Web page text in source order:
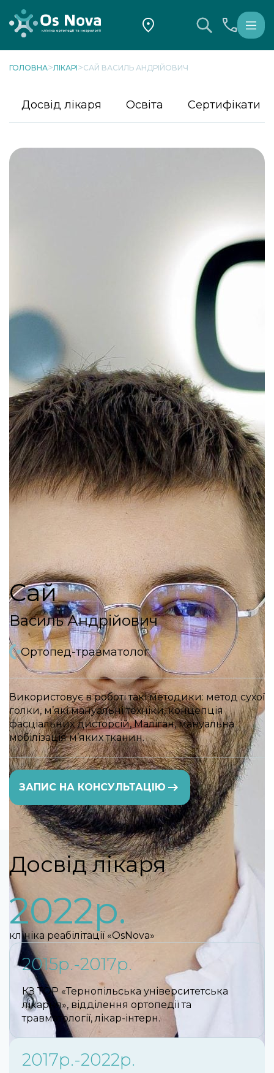
ГОЛОВНА>ЛІКАРІ>САЙ ВАСИЛЬ АНДРІЙОВИЧ
Досвід лікаря Освіта Сертифікати
Сай
Василь Андрійович
Ортопед-травматолог
Використовує в роботі такі методики: метод сухої
голки, м’які мануальні техніки, концепція
фасціальних дисторсій, Маліган, мануальна
мобілізація м’яких тканин.
ЗАПИС НА КОНСУЛЬТАЦІЮ
Досвід лікаря
2022р.
клініка реабілітації «OsNova»
2015р.-2017р.
КЗ ТОР «Тернопільська університетська
лікарня», відділення ортопедії та
травматології, лікар-інтерн.
2017р.-2022р.